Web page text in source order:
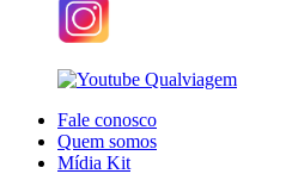
Fale conosco
Quem somos
Mídia Kit